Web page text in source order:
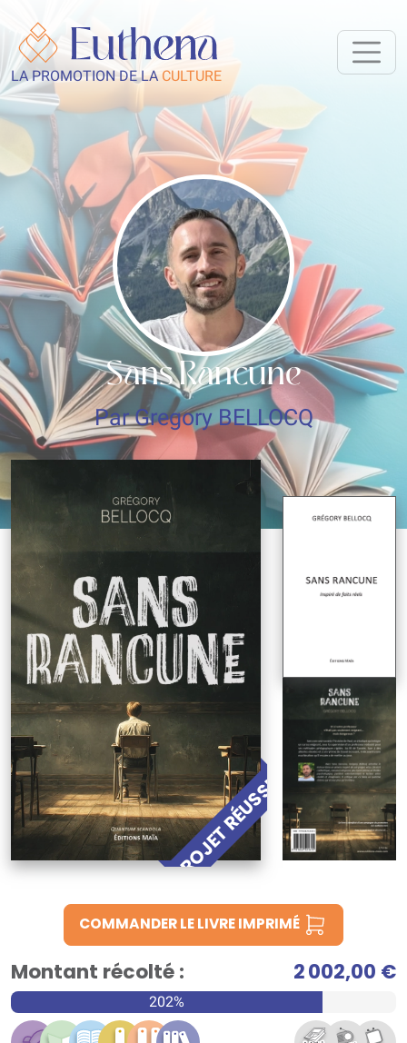
LA PROMOTION DE LACULTURE
Sans Rancune
Par Gregory BELLOCQ
PROJET RÉUSSI !
COMMANDER LE LIVRE IMPRIMÉ
Montant récolté : 2 002,00 €
202%